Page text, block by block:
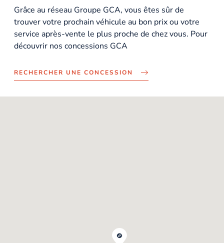
Grâce au réseau Groupe GCA, vous êtes sûr de
trouver votre prochain véhicule au bon prix ou votre
service après-vente le plus proche de chez vous. Pour
découvrir nos concessions GCA
RECHERCHER UNE CONCESSION